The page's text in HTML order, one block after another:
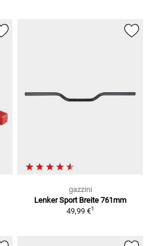
gazzini
Lenker Sport Breite 761mm
49,99 €1